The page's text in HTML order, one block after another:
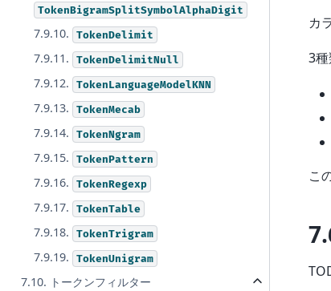
TokenBigramSplitSymbolAlphaDigit
7.9.10. TokenDelimit
7.9.11. TokenDelimitNull
7.9.12. TokenLanguageModelKNN
7.9.13. TokenMecab
7.9.14. TokenNgram
7.9.15. TokenPattern
7.9.16. TokenRegexp
7.9.17. TokenTable
7.9.18. TokenTrigram
7.9.19. TokenUnigram
7.10. トークンフィルター
カ
3種
こ